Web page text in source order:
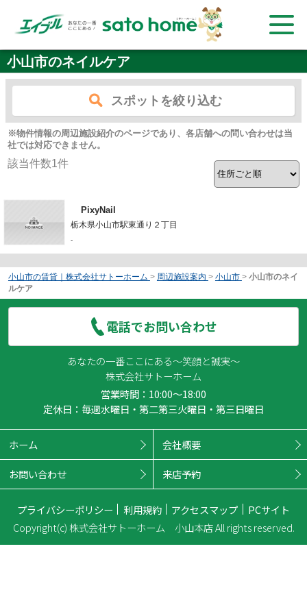
小山市のネイルケア
スポットを絞り込む
※物件情報の周辺施設紹介のページであり、各店舗への問い合わせは当
社では対応できません。
該当件数1件
PixyNail
栃木県小山市駅東通り２丁目
-
小山市の賃貸｜株式会社サトーホーム > 周辺施設案内 > 小山市 > 小山市のネイ
ルケア
電話でお問い合わせ
あなたの一番ここにある～笑顔と誠実～
株式会社サトーホーム
営業時間：10:00～18:00
定休日：毎週水曜日・第二第三火曜日・第三日曜日
ホーム 会社概要
お問い合わせ 来店予約
プライバシーポリシー 利用規約 アクセスマップ
PCサイト
Copyright(c) 株式会社サトーホーム 小山本店 All rights reserved.